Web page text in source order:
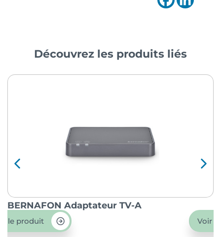
Découvrez les produits liés
BERNAFON Adaptateur TV-A
le produit Voir